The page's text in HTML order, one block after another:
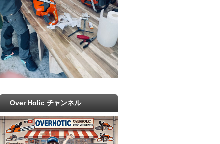
Over Holic チャンネル